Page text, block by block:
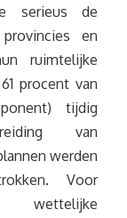
serieus de
en
ruimtelijke
procent van
tijdig
van
werden
Voor
wettelijke